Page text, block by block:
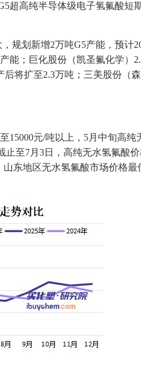
超高纯半导体级电子氢氟酸短
规划新增2万吨G5产能，预计
能；巨化股份（凯圣氟化学）
将扩至2.3万吨；三美股份（
15000元/吨以上，5月中旬高纯
止至7月3日，高纯无水氢氟酸
山东地区无水氢氟酸市场价格最